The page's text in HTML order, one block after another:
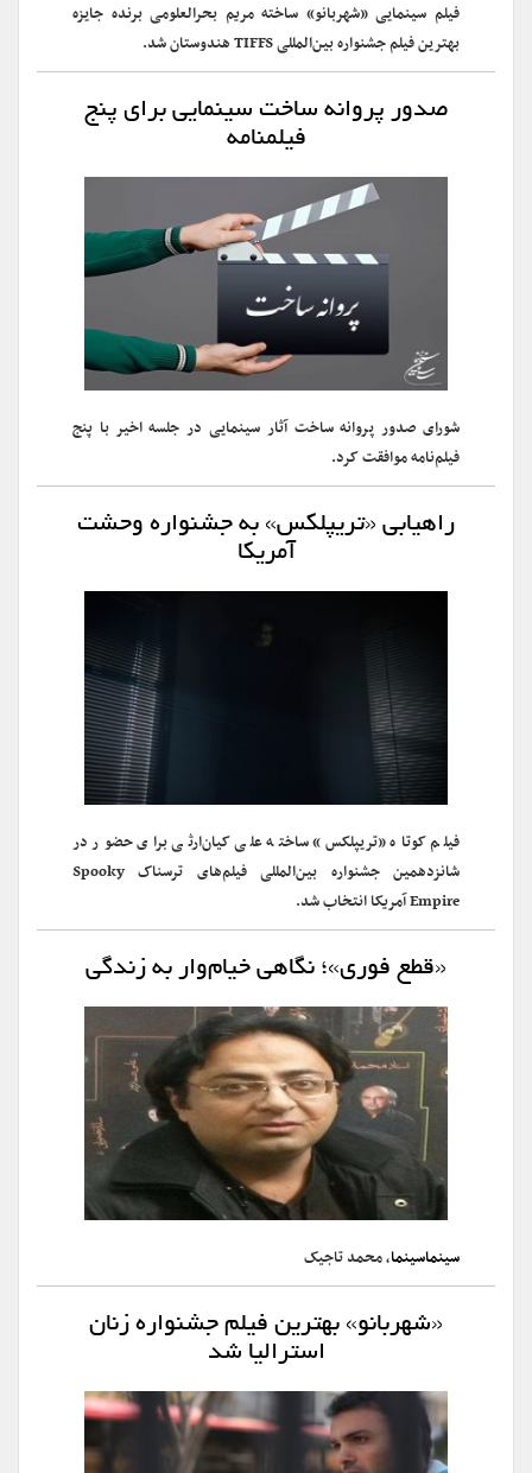
فیلم سینمایی «شهربانو» ساخته مریم بحرالعلومی برنده جایزه
بهترین فیلم جشنواره بین‌المللی TIFFS هندوستان شد.
صدور پروانه ساخت سینمایی برای پنج
فیلمنامه
شورای صدور پروانه ساخت آثار سینمایی در جلسه اخیر با پنج
فیلم‌نامه موافقت کرد.
راهیابی «تریپلکس» به جشنواره وحشت
آمریکا
فیلم کوتاه «تریپلکس» ساخته علی کیان‌ارثی برای حضور در
شانزدهمین جشنواره بین‌المللی فیلم‌های ترسناک Spooky
Empire آمریکا انتخاب شد.
«قطع فوری»؛ نگاهی خیام‌وار به زندگی
سینماسینما، محمد تاجیک
«شهربانو» بهترین فیلم جشنواره زنان
استرالیا شد